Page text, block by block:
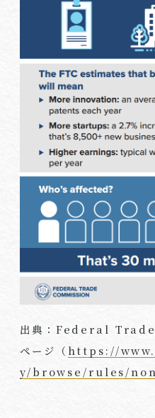
出典： Federal
ページ（ https://
y/browse/rules/